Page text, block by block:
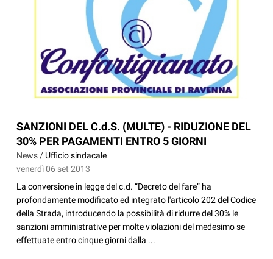
SANZIONI DEL C.d.S. (MULTE) - RIDUZIONE DEL
30% PER PAGAMENTI ENTRO 5 GIORNI
News / Ufficio sindacale
venerdì 06 set 2013
La conversione in legge del c.d. “Decreto del fare” ha
profondamente modificato ed integrato l'articolo 202 del Codice
della Strada, introducendo la possibilità di ridurre del 30% le
sanzioni amministrative per molte violazioni del medesimo se
effettuate entro cinque giorni dalla ...